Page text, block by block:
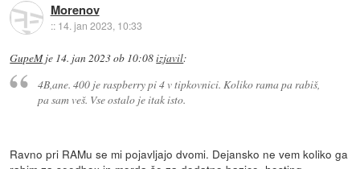
Morenov
:: 14. jan 2023, 10:33
GupeMje 14. jan 2023 ob 10:08izjavil:
4B,ane. 400 je raspberry pi 4 v tipkovnici. Koliko rama pa rabiš,
pa sam veš. Vse ostalo je itak isto.
Ravno pri RAMu se mi pojavljajo dvomi. Dejansko ne vem koliko ga